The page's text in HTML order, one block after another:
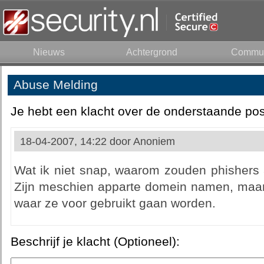
Nieuws Achtergrond
Abuse Melding
Je hebt een klacht over de onderstaande
18-04-2007, 14:22 door Anoniem
Wat ik niet snap, waarom zouden
Zijn meschien apparte domein namen,
waar ze voor gebruikt gaan worden.
Beschrijf je klacht (Optioneel):